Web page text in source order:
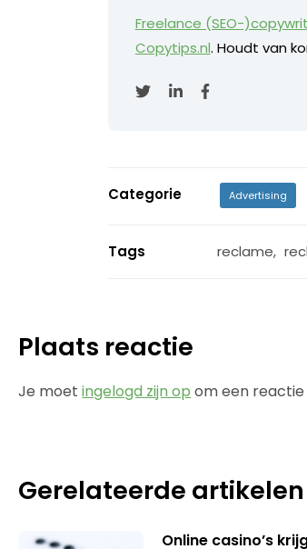
Freelance (SEO-
Copytips.nl. Houdt van
Categorie Advertising
Tags reclame,
Plaats reactie
Je moetingelogd zijn op om een
Gerelateerde artikelen
Online casino’s